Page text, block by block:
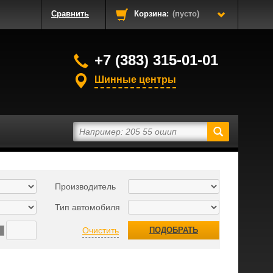
Сравнить Корзина: (пусто)
+7 (383) 315-01-01
Шинные центры
Производитель
Тип автомобиля
Очистить ПОДОБРАТЬ